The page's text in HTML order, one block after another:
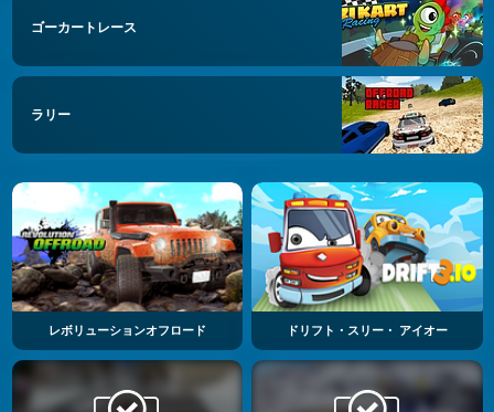
ゴーカートレース
ラリー
レボリューションオフロード ドリフト・スリー・ アイオー